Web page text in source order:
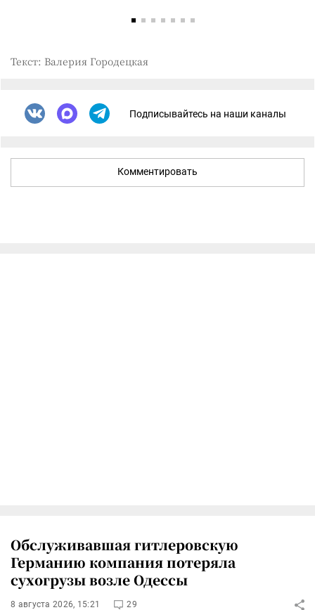
Текст: Валерия Городецкая
Подписывайтесь на наши каналы
Комментировать
Обслуживавшая гитлеровскую
Германию компания потеряла
сухогрузы возле Одессы
8 августа 2026, 15:21 29